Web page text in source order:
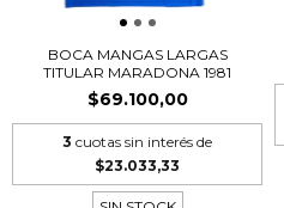
BOCA MANGAS LARGAS
TITULAR MARADONA 1981
$69.100,00
3 cuotas sin interés de
$23.033,33